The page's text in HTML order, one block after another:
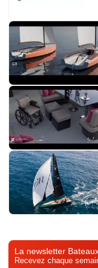
La newsletter
Recevez chaque